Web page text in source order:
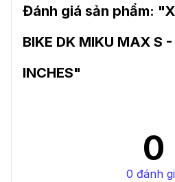
Đánh giá sản phẩm: "
BIKE DK MIKU MAX S
INCHES"
0
0 đánh